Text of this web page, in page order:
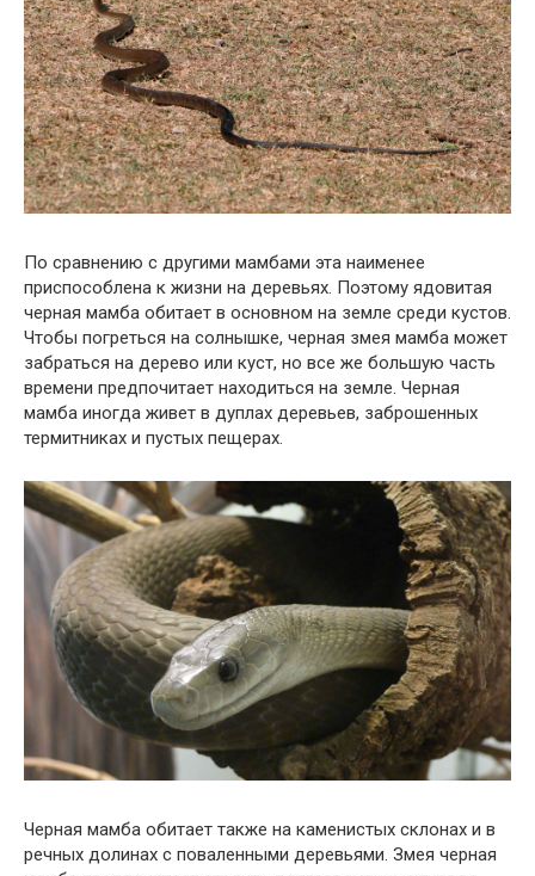
По сравнению с другими мамбами эта наименее
приспособлена к жизни на деревьях. Поэтому ядовитая
черная мамба обитает в основном на земле среди кустов.
Чтобы погреться на солнышке, черная змея мамба может
забраться на дерево или куст, но все же большую часть
времени предпочитает находиться на земле. Черная
мамба иногда живет в дуплах деревьев, заброшенных
термитниках и пустых пещерах.
Черная мамба обитает также на каменистых склонах и в
речных долинах с поваленными деревьями. Змея черная